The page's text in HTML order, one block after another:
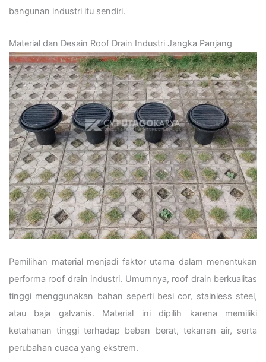
bangunan industri itu sendiri.
Material dan Desain Roof Drain Industri Jangka Panjang
Pemilihan material menjadi faktor utama dalam menentukan
performa roof drain industri. Umumnya, roof drain berkualitas
tinggi menggunakan bahan seperti besi cor, stainless steel,
atau baja galvanis. Material ini dipilih karena memiliki
ketahanan tinggi terhadap beban berat, tekanan air, serta
perubahan cuaca yang ekstrem.